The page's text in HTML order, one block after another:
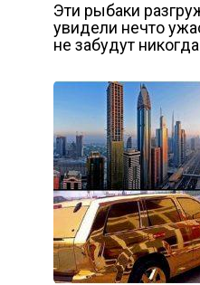
Эти рыбаки
увидели нечто
не забудут